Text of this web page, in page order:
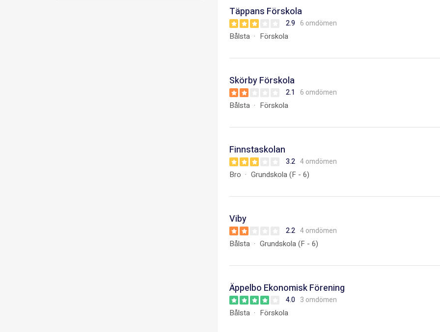
Täppans Förskola
2.9 6 omdömen
Bålsta Förskola
Skörby Förskola
2.1 6 omdömen
Bålsta Förskola
Finnstaskolan
3.2 4 omdömen
Bro Grundskola (F - 6)
Viby
2.2 4 omdömen
Bålsta Grundskola (F - 6)
Äppelbo Ekonomisk Förening
4.0 3 omdömen
Bålsta Förskola